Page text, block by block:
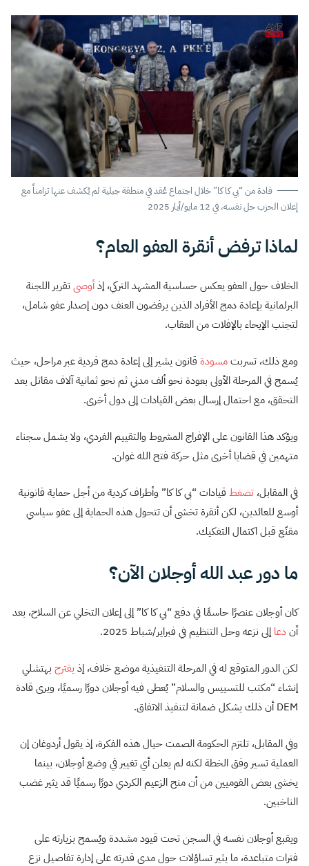
قادة من “بي كا كا” خلال اجتماع عُقد في منطقة جبلية لم يُكشف عنها تزامناً مع
إعلان الحزب حل نفسه، في 12 مايو/أيار 2025
لماذا ترفض أنقرة العفو العام؟
الخلاف حول العفو يعكس حساسية المشهد التركي، إذأوصىتقرير اللجنة
البرلمانية بإعادة دمج الأفراد الذين يرفضون العنف دون إصدار عفو شامل،
لتجنب الإيحاء بالإفلات من العقاب.
ومع ذلك، تسربتمسودة قانون يشير إلى إعادة دمج فردية عبر مراحل، حيث
يُسمح في المرحلة الأولى بعودة نحو ألف مدني ثم نحو ثمانية آلاف مقاتل بعد
التحقق، مع احتمال إرسال بعض القيادات إلى دول أخرى.
ويؤكد هذا القانون على الإفراج المشروط والتقييم الفردي، ولا يشمل سجناء
متهمين في قضايا أخرى مثل حركة فتح الله غولن.
في المقابل، تضغط قيادات “بي كا كا” وأطراف كردية من أجل حماية قانونية
أوسع للعائدين، لكن أنقرة تخشى أن تتحول هذه الحماية إلى عفو سياسي
مقنّع قبل اكتمال التفكيك.
ما دور عبد الله أوجلان الآن؟
كان أوجلان عنصرًا حاسمًا في دفع “بي كا كا” إلى إعلان التخلي عن السلاح، بعد
أندعا إلى نزعه وحل التنظيم في فبراير/شباط 2025.
لكن الدور المتوقع له في المرحلة التنفيذية موضع خلاف، إذ يقترح بهتشلي
إنشاء “مكتب للتسييس والسلام” يُعطى فيه أوجلان دورًا رسميًا، ويرى قادة
DEM أن ذلك يشكل ضمانة لتنفيذ الاتفاق.
وفي المقابل، تلتزم الحكومة الصمت حيال هذه الفكرة، إذ يقول أردوغان إن
العملية تسير وفق الخطة لكنه لم يعلن أي تغيير في وضع أوجلان، بينما
يخشى بعض القوميين من أن منح الزعيم الكردي دورًا رسميًا قد يثير غضب
الناخبين.
ويقبع أوجلان نفسه في السجن تحت قيود مشددة ويُسمح بزيارته على
فترات متباعدة، ما يثير تساؤلات حول مدى قدرته على إدارة تفاصيل نزع